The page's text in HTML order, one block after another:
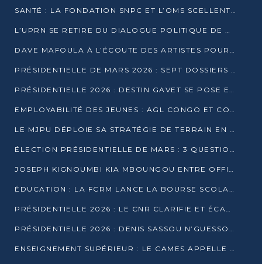
SANTÉ : LA FONDATION SNPC ET L’OMS SCELLENT UN PARTENARIAT STRATÉGIQUE DE TROIS ANS
L’UPRN SE RETIRE DU DIALOGUE POLITIQUE DE DJAMBALA : TENSIONS DANS LE PRÉ-ÉLECTORAL CONGOLAIS
DAVE MAFOULA À L’ÉCOUTE DES ARTISTES POUR REDÉFINIR SA POLITIQUE CULTURELLE
PRÉSIDENTIELLE DE MARS 2026 : SEPT DOSSIERS DE CANDIDATURE ENREGISTRÉS À LA CLÔTURE DES DÉPÔTS
PRÉSIDENTIELLE 2026 : DESTIN GAVET SE POSE EN CANDIDAT DU « RAS-LE-BOL »
EMPLOYABILITÉ DES JEUNES : AGL CONGO ET CONGO TERMINAL S’ALLIENT À UCAC-ICAM
LE MJPU DÉPLOIE SA STRATÉGIE DE TERRAIN EN FAVEUR DE DSN
ÉLECTION PRÉSIDENTIELLE DE MARS : 3 QUESTIONS À UN EXPERT CONGOLAIS DE LA CYBERSÉCURITÉ
JOSEPH KIGNOUMBI KIA MBOUNGOU ENTRE OFFICIELLEMENT EN COURSE POUR LA PRÉSIDENTIELLE
ÉDUCATION : LA FCRM LANCE LA BOURSE SCOLAIRE FRANCINE-NTOUMI POUR PROMOUVOIR LES FILIÈRES SCIENTIFIQUES
PRÉSIDENTIELLE 2026 : LE CNR CLARIFIE ET ÉCARTE LA CANDIDATURE DU PASTEUR NTUMI
PRÉSIDENTIELLE 2026 : DENIS SASSOU N’GUESSO ANNONCE OFFICIELLEMENT SA CANDIDATURE
ENSEIGNEMENT SUPÉRIEUR : LE CAMES APPELLE À UNE UNIVERSITÉ AFRICAINE AXÉE SUR L’EMPLOYABILITÉ